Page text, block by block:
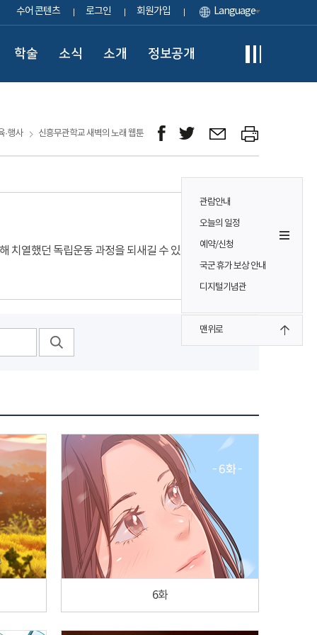
수어 콘텐츠 로그인 회원가입 Language
학술 소식 소개 정보공개
관람안내
오늘의 일정
예약/신청
국군 휴가 보상 안내
디지털기념관
맨위로
·행사 신흥무관학교 새벽의 노래 웹툰
치열했던 독립운동 과정을 되새길 수 있도록 제작된
6화